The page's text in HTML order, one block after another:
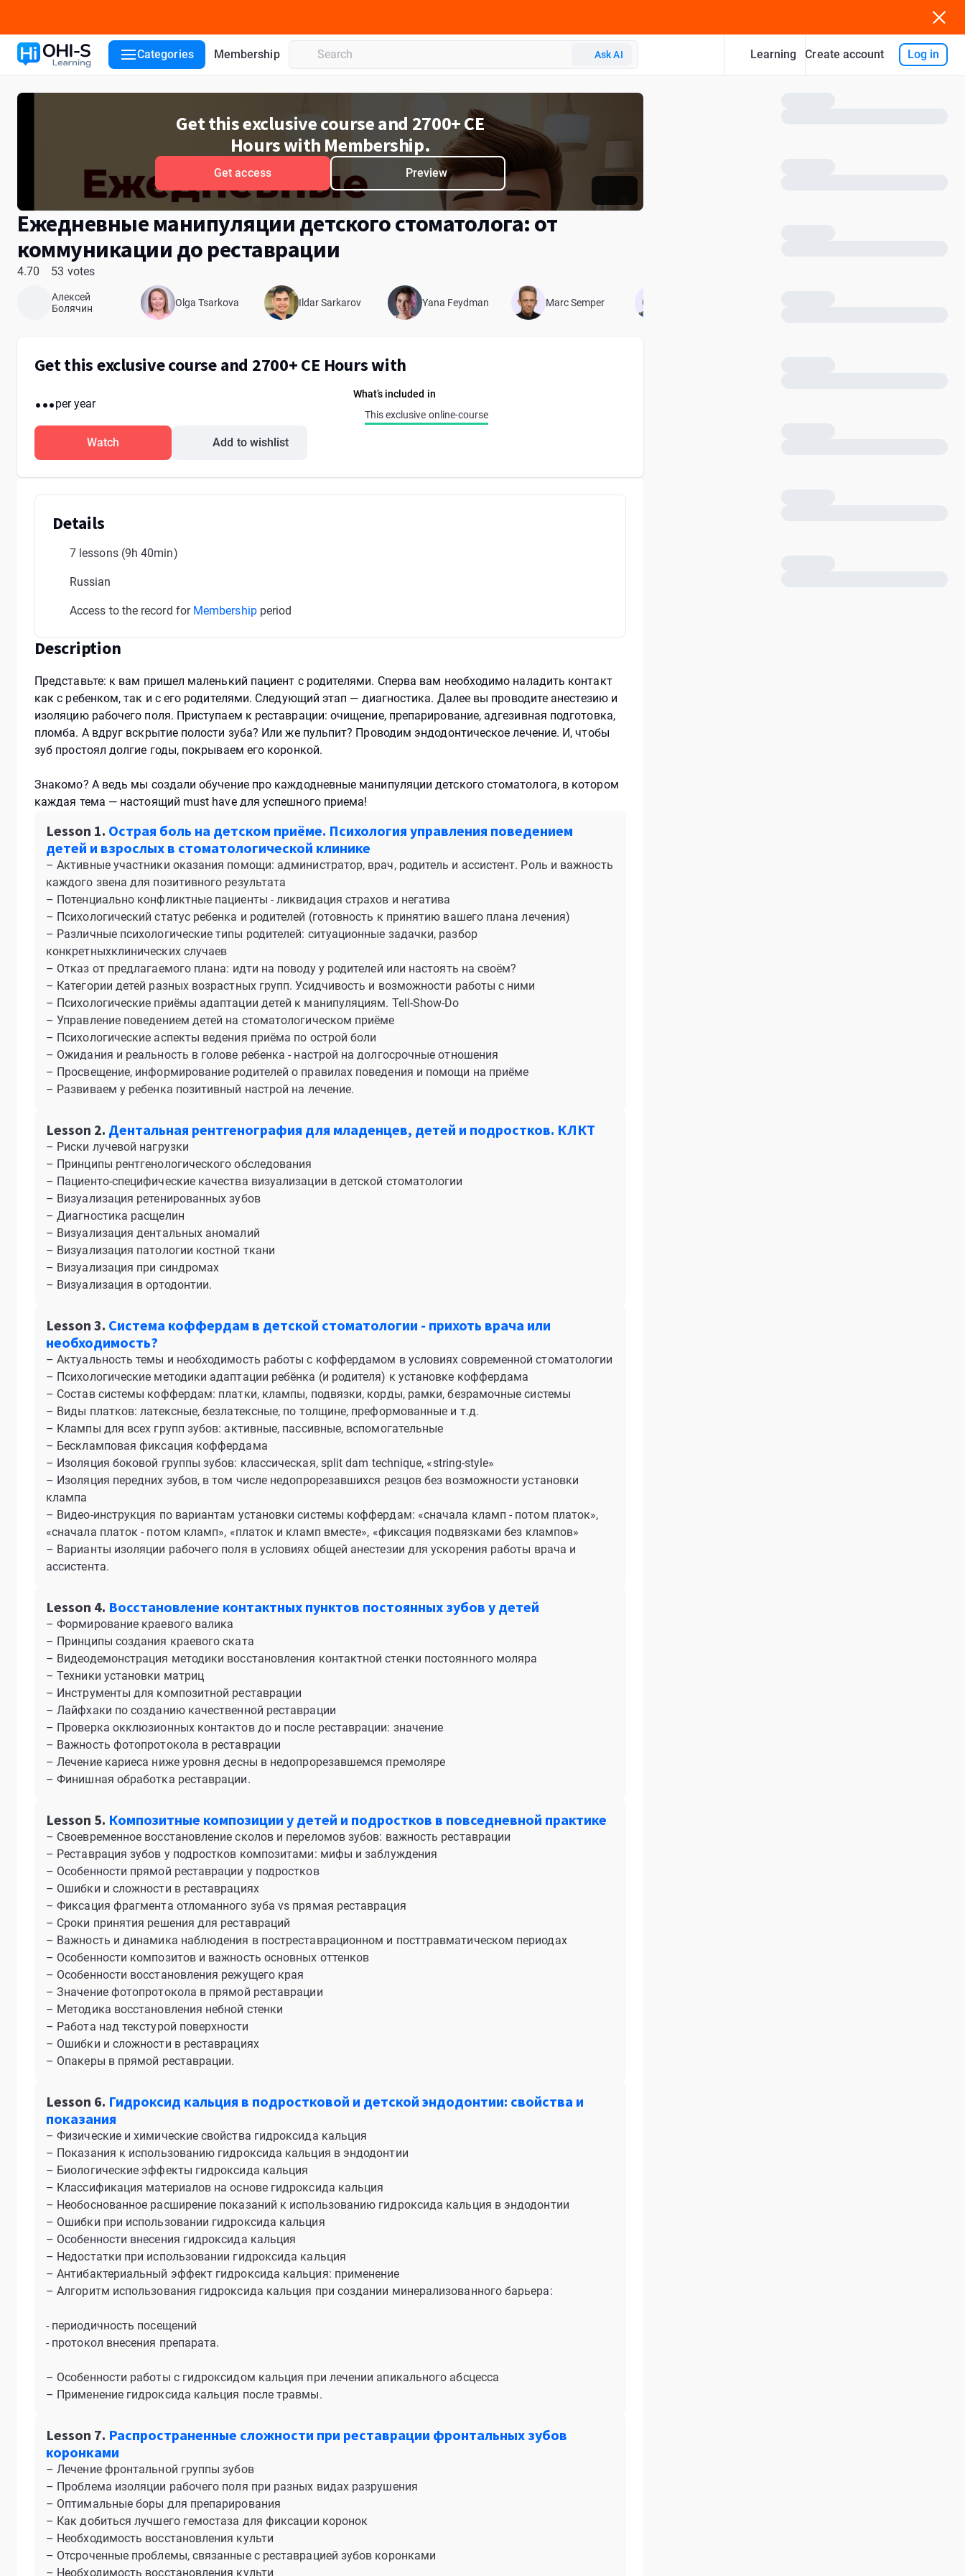
Categories Membership Ask AI Learning Create account Log in
Get this exclusive course and 2700+ CE
Hours with Membership.
Get access Preview
Ежедневные манипуляции детского стоматолога: от
коммуникации до реставрации
4.70 53 votes
Алексей
Болячин
Olga Tsarkova Ildar Sarkarov Yana Feydman Marc Semper
Get this exclusive course and 2700+ CE Hours with
...per year
Watch Add to wishlist
What’s included in
This exclusive online-course
Details
7 lessons (9h 40min)
Russian
Access to the record for Membershipperiod
Description
Представьте: к вам пришел маленький пациент с родителями. Сперва вам необходимо наладить контакт
как с ребенком, так и с его родителями. Следующий этап — диагностика. Далее вы проводите анестезию и
изоляцию рабочего поля. Приступаем к реставрации: очищение, препарирование, адгезивная подготовка,
пломба. А вдруг вскрытие полости зуба? Или же пульпит? Проводим эндодонтическое лечение. И, чтобы
зуб простоял долгие годы, покрываем его коронкой.
Знакомо? А ведь мы создали обучение про каждодневные манипуляции детского стоматолога, в котором
каждая тема — настоящий must have для успешного приема!
Lesson 1. Острая боль на детском приёме. Психология управления поведением
детей и взрослых в стоматологической клинике
– Активные участники оказания помощи: администратор, врач, родитель и ассистент. Роль и важность
каждого звена для позитивного результата
– Потенциально конфликтные пациенты - ликвидация страхов и негатива
– Психологический статус ребенка и родителей (готовность к принятию вашего плана лечения)
– Различные психологические типы родителей: ситуационные задачки, разбор
конкретныхклинических случаев
– Отказ от предлагаемого плана: идти на поводу у родителей или настоять на своём?
– Категории детей разных возрастных групп. Усидчивость и возможности работы с ними
– Психологические приёмы адаптации детей к манипуляциям. Tell-Show-Do
– Управление поведением детей на стоматологическом приёме
– Психологические аспекты ведения приёма по острой боли
– Ожидания и реальность в голове ребенка - настрой на долгосрочные отношения
– Просвещение, информирование родителей о правилах поведения и помощи на приёме
– Развиваем у ребенка позитивный настрой на лечение.
Lesson 2. Дентальная рентгенография для младенцев, детей и подростков. КЛКТ
– Риски лучевой нагрузки
– Принципы рентгенологического обследования
– Пациенто-специфические качества визуализации в детской стоматологии
– Визуализация ретенированных зубов
– Диагностика расщелин
– Визуализация дентальных аномалий
– Визуализация патологии костной ткани
– Визуализация при синдромах
– Визуализация в ортодонтии.
Lesson 3. Система коффердам в детской стоматологии - прихоть врача или
необходимость?
– Актуальность темы и необходимость работы с коффердамом в условиях современной стоматологии
– Психологические методики адаптации ребёнка (и родителя) к установке коффердама
– Состав системы коффердам: платки, клампы, подвязки, корды, рамки, безрамочные системы
– Виды платков: латексные, безлатексные, по толщине, преформованные и т.д.
– Клампы для всех групп зубов: активные, пассивные, вспомогательные
– Бескламповая фиксация коффердама
– Изоляция боковой группы зубов: классическая, split dam technique, «string-style»
– Изоляция передних зубов, в том числе недопрорезавшихся резцов без возможности установки
клампа
– Видео-инструкция по вариантам установки системы коффердам: «сначала кламп - потом платок»,
«сначала платок - потом кламп», «платок и кламп вместе», «фиксация подвязками без клампов»
– Варианты изоляции рабочего поля в условиях общей анестезии для ускорения работы врача и
ассистента.
Lesson 4. Восстановление контактных пунктов постоянных зубов у детей
– Формирование краевого валика
– Принципы создания краевого ската
– Видеодемонстрация методики восстановления контактной стенки постоянного моляра
– Техники установки матриц
– Инструменты для композитной реставрации
– Лайфхаки по созданию качественной реставрации
– Проверка окклюзионных контактов до и после реставрации: значение
– Важность фотопротокола в реставрации
– Лечение кариеса ниже уровня десны в недопрорезавшемся премоляре
– Финишная обработка реставрации.
Lesson 5. Композитные композиции у детей и подростков в повседневной практике
– Своевременное восстановление сколов и переломов зубов: важность реставрации
– Реставрация зубов у подростков композитами: мифы и заблуждения
– Особенности прямой реставрации у подростков
– Ошибки и сложности в реставрациях
– Фиксация фрагмента отломанного зуба vs прямая реставрация
– Сроки принятия решения для реставраций
– Важность и динамика наблюдения в постреставрационном и посттравматическом периодах
– Особенности композитов и важность основных оттенков
– Особенности восстановления режущего края
– Значение фотопротокола в прямой реставрации
– Методика восстановления небной стенки
– Работа над текстурой поверхности
– Ошибки и сложности в реставрациях
– Опакеры в прямой реставрации.
Lesson 6. Гидроксид кальция в подростковой и детской эндодонтии: свойства и
показания
– Физические и химические свойства гидроксида кальция
– Показания к использованию гидроксида кальция в эндодонтии
– Биологические эффекты гидроксида кальция
– Классификация материалов на основе гидроксида кальция
– Необоснованное расширение показаний к использованию гидроксида кальция в эндодонтии
– Ошибки при использовании гидроксида кальция
– Особенности внесения гидроксида кальция
– Недостатки при использовании гидроксида кальция
– Антибактериальный эффект гидроксида кальция: применение
– Алгоритм использования гидроксида кальция при создании минерализованного барьера:
- периодичность посещений
- протокол внесения препарата.
– Особенности работы с гидроксидом кальция при лечении апикального абсцесса
– Применение гидроксида кальция после травмы.
Lesson 7. Распространенные сложности при реставрации фронтальных зубов
коронками
– Лечение фронтальной группы зубов
– Проблема изоляции рабочего поля при разных видах разрушения
– Оптимальные боры для препарирования
– Как добиться лучшего гемостаза для фиксации коронок
– Необходимость восстановления культи
– Отсроченные проблемы, связанные с реставрацией зубов коронками
– Необходимость восстановления культи